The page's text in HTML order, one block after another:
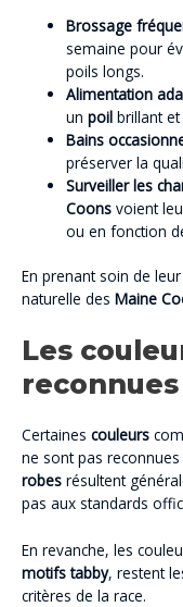
Brossage
semaine pour
poils longs.
Alimentation
unpoil brillant
Bains
préserver la
Surveiller les
Coons voient
ou en fonction
En prenant soin de leur
naturelle des Maine
Les
Certaines couleurs
ne sont pas reconnues
robes résultent
pas aux standards
En revanche, les
motifs tabby, restent
critères de la race.